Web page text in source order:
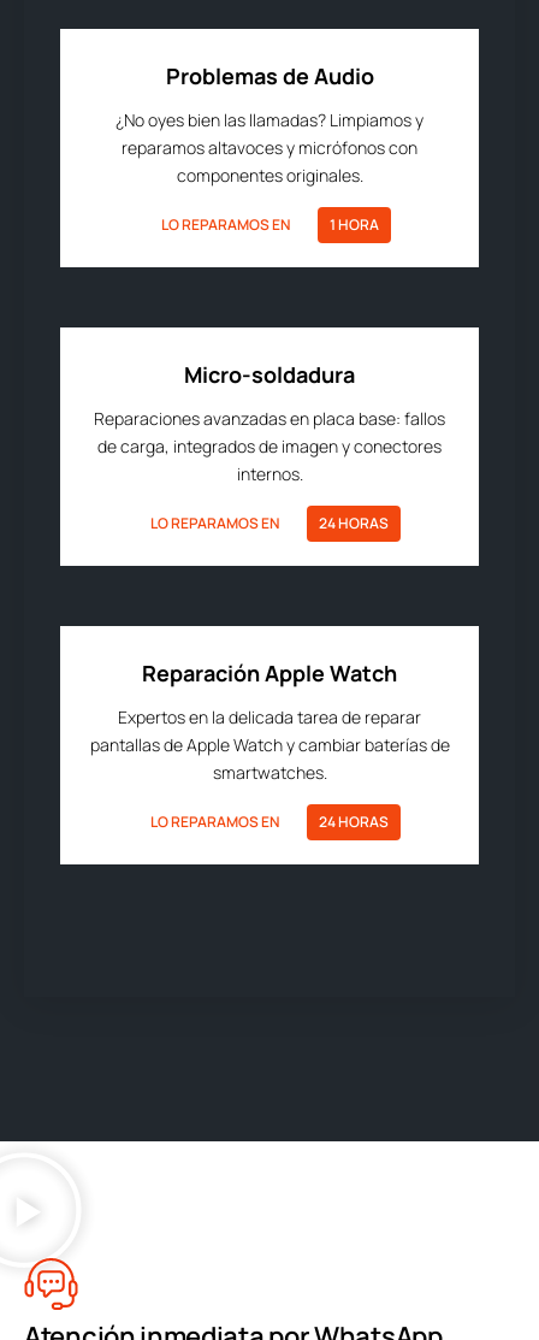
Problemas de Audio
¿No oyes bien las llamadas? Limpiamos y
reparamos altavoces y micrófonos con
componentes originales.
LO REPARAMOS EN 1 HORA
Micro-soldadura
Reparaciones avanzadas en placa base: fallos
de carga, integrados de imagen y conectores
internos.
LO REPARAMOS EN 24 HORAS
Reparación Apple Watch
Expertos en la delicada tarea de reparar
pantallas de Apple Watch y cambiar baterías de
smartwatches.
LO REPARAMOS EN 24 HORAS